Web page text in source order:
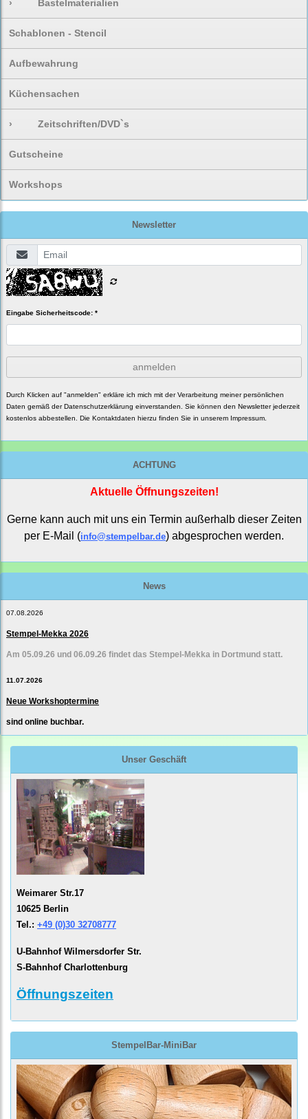
› Bastelmaterialien
Schablonen - Stencil
Aufbewahrung
Küchensachen
› Zeitschriften/DVD`s
Gutscheine
Workshops
Newsletter
Eingabe Sicherheitscode: *
anmelden
Durch Klicken auf "anmelden" erkläre ich mich mit der Verarbeitung meiner persönlichen
Daten gemäß derDatenschutzerklärung einverstanden. Sie können den Newsletter jederzeit
kostenlos abbestellen. Die Kontaktdaten hierzu finden Sie in unserem Impressum.
ACHTUNG
Aktuelle Öffnungszeiten!
Gerne kann auch mit uns ein Termin außerhalb dieser Zeiten
per E-Mail (info@stempelbar.de) abgesprochen werden.
News
07.08.2026
Stempel-Mekka 2026
Am 05.09.26 und 06.09.26 findet das Stempel-Mekka in Dortmund statt.
11.07.2026
Neue Workshoptermine
sind online buchbar.
Unser Geschäft
Weimarer Str.17
10625 Berlin
Tel.: +49 (0)30 32708777
U-Bahnhof Wilmersdorfer Str.
S-Bahnhof Charlottenburg
Öffnungszeiten
StempelBar-MiniBar